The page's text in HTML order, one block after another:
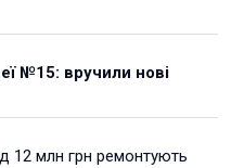
№15: вручили нові
12 млн грн ремонтують